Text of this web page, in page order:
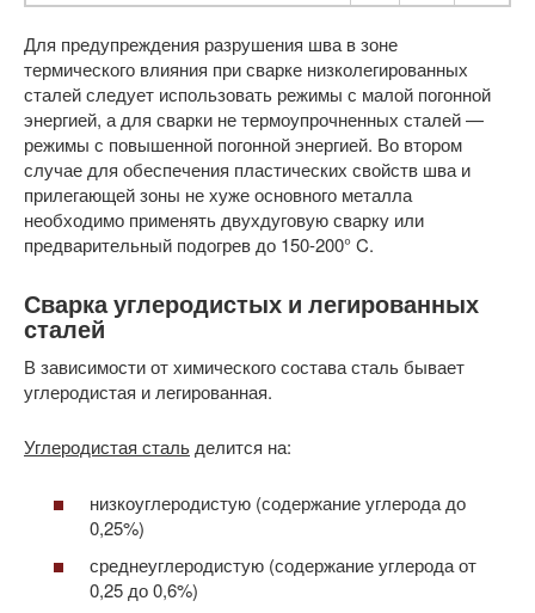
Для предупреждения разрушения шва в зоне
термического влияния при сварке низколегированных
сталей следует использовать режимы с малой погонной
энергией, а для сварки не термоупрочненных сталей —
режимы с повышенной погонной энергией. Во втором
случае для обеспечения пластических свойств шва и
прилегающей зоны не хуже основного металла
необходимо применять двухдуговую сварку или
предварительный подогрев до 150-200° C.
Сварка углеродистых и легированных
сталей
В зависимости от химического состава сталь бывает
углеродистая и легированная.
Углеродистая сталь делится на:
низкоуглеродистую (содержание углерода до
0,25%)
среднеуглеродистую (содержание углерода от
0,25 до 0,6%)